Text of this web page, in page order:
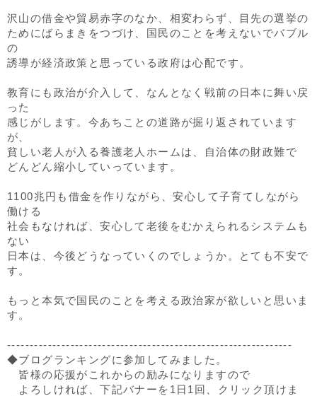
沢山の借金や貿易赤字のなか、相変わらず、目先の選挙の
ためにばらまきをつづけ、国民のことを考えないでバブル
の
誘導が経済政策と思っている政府は心配です。
教育にも政治が介入して、なんとなく戦前の日本に舞い戻
った
感じがします。今あちことの道路が掘り返されています
が、
貧しい老人が入る養護老人ホームは、自治体の財政難で
どんどん縮小していっています。
1100兆円も借金を作りながら、安心して子育てしながら
働ける
社会もなければ、安心して老後をむかえられるシステムも
ない
日本は、今後どうなっていくのでしょうか。とても不安で
す。
もっと本気で国民のことを考える政治家が欲しいと思いま
す。
---------------------------------------------------------------
◆ブログランキングに参加してみました。
皆様の応援がこれからの励みになりますので
よろしければ、下記バナーを1日1回、クリック頂けま